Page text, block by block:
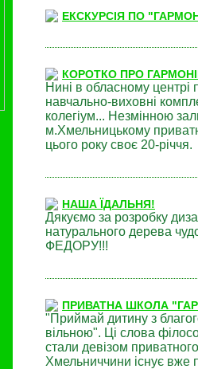
ЕКСКУРСІЯ ПО
КОРОТКО ПРО
Нині в обласному центрі
навчально-виховні
колегіум... Незмінною
м.Хмельницькому
цього року своє 20-річчя.
НАША ЇДАЛЬНЯ!
Дякуємо за розробку
натурального дерева
ФЕДОРУ!!!
ПРИВАТНА ШКОЛА
"Приймай дитину з
вільною". Ці слова
стали девізом
Хмельниччини існує вже